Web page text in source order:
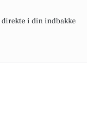
direkte i din indbakke